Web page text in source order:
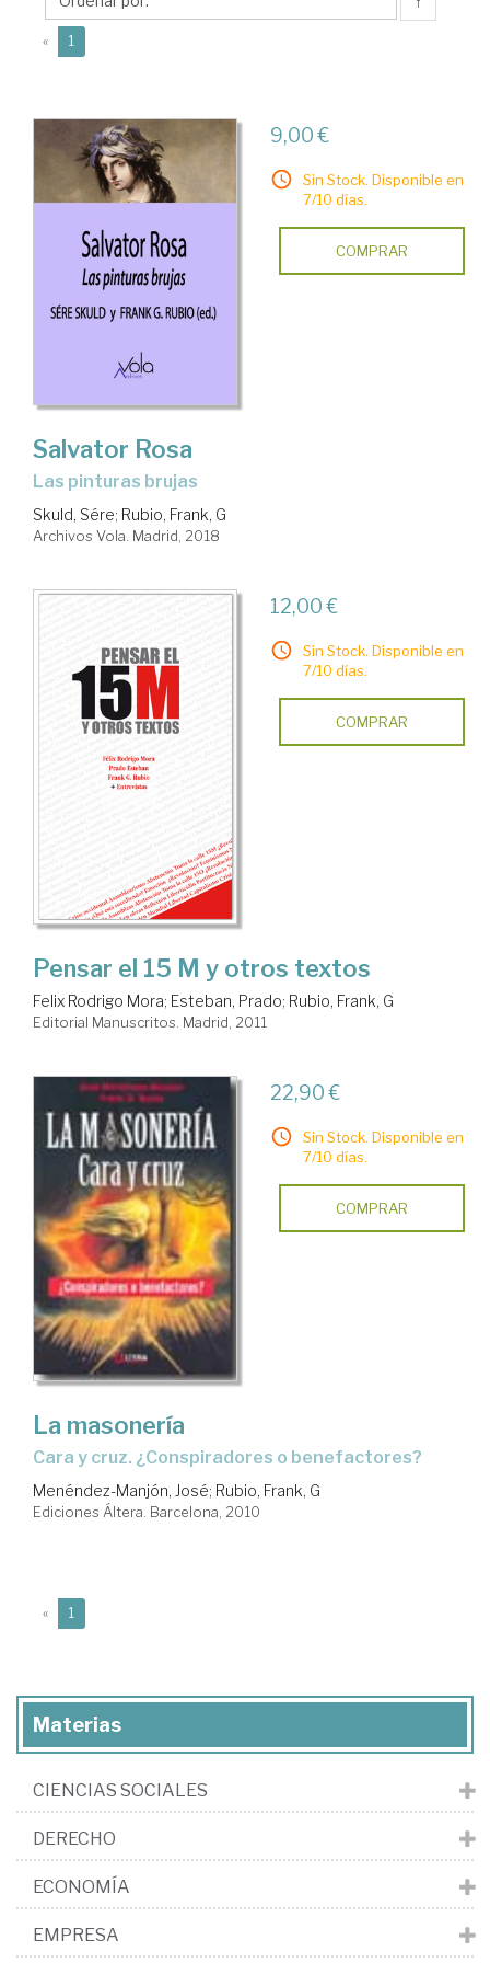
« 1
9,00 €
Sin Stock. Disponible en
7/10 días.
COMPRAR
Salvator Rosa
las pinturas brujas
Skuld, Sére; Rubio, Frank, G
Archivos Vola. Madrid, 2018
12,00 €
Sin Stock. Disponible en
7/10 días.
COMPRAR
Pensar el 15 M y otros textos
Felix Rodrigo Mora; Esteban, Prado; Rubio, Frank, G
Editorial Manuscritos. Madrid, 2011
22,90 €
Sin Stock. Disponible en
7/10 días.
COMPRAR
La masonería
cara y cruz. ¿Conspiradores o benefactores?
Menéndez-Manjón, José; Rubio, Frank, G
Ediciones Áltera. Barcelona, 2010
« 1
Materias
CIENCIAS SOCIALES
DERECHO
ECONOMÍA
EMPRESA